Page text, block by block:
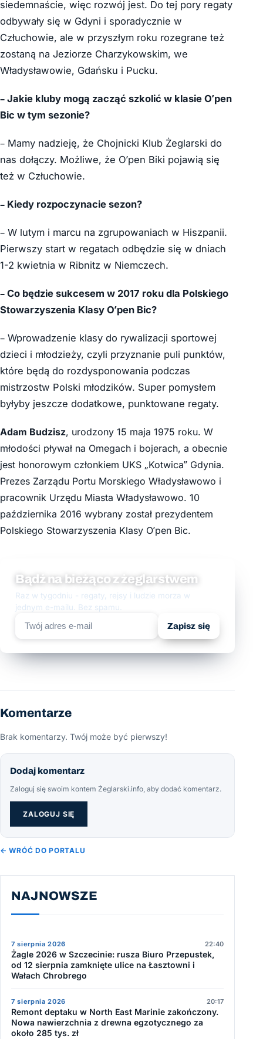
siedemnaście, więc rozwój jest. Do tej pory regaty
odbywały się w Gdyni i sporadycznie w
Człuchowie, ale w przyszłym roku rozegrane też
zostaną na Jeziorze Charzykowskim, we
Władysławowie, Gdańsku i Pucku.
– Jakie kluby mogą zacząć szkolić w klasie O’pen
Bic w tym sezonie?
– Mamy nadzieję, że Chojnicki Klub Żeglarski do
nas dołączy. Możliwe, że O’pen Biki pojawią się
też w Człuchowie.
– Kiedy rozpoczynacie sezon?
– W lutym i marcu na zgrupowaniach w Hiszpanii.
Pierwszy start w regatach odbędzie się w dniach
1-2 kwietnia w Ribnitz w Niemczech.
– Co będzie sukcesem w 2017 roku dla Polskiego
Stowarzyszenia Klasy O’pen Bic?
– Wprowadzenie klasy do rywalizacji sportowej
dzieci i młodzieży, czyli przyznanie puli punktów,
które będą do rozdysponowania podczas
mistrzostw Polski młodzików. Super pomysłem
byłyby jeszcze dodatkowe, punktowane regaty.
Adam Budzisz, urodzony 15 maja 1975 roku. W
młodości pływał na Omegach i bojerach, a obecnie
jest honorowym członkiem UKS „Kotwica” Gdynia.
Prezes Zarządu Portu Morskiego Władysławowo i
pracownik Urzędu Miasta Władysławowo. 10
października 2016 wybrany został prezydentem
Polskiego Stowarzyszenia Klasy O’pen Bic.
Bądź na bieżąco z żeglarstwem
Raz w tygodniu - regaty, rejsy i ludzie morza w
jednym e-mailu. Bez spamu.
Zapisz się
Komentarze
Brak komentarzy. Twój może być pierwszy!
Dodaj komentarz
Zaloguj się swoim kontem Żeglarski.info, aby dodać komentarz.
ZALOGUJ SIĘ
← WRÓĆ DO PORTALU
NAJNOWSZE
7 sierpnia 2026 22:40
Żagle 2026 w Szczecinie: rusza Biuro Przepustek,
od 12 sierpnia zamknięte ulice na Łasztowni i
Wałach Chrobrego
7 sierpnia 2026 20:17
Remont deptaku w North East Marinie zakończony.
Nowa nawierzchnia z drewna egzotycznego za
około 285 tys. zł